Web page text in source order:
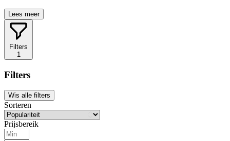
Lees meer
Filters
1
Filters
Wis alle filters
Sorteren
Prijsbereik